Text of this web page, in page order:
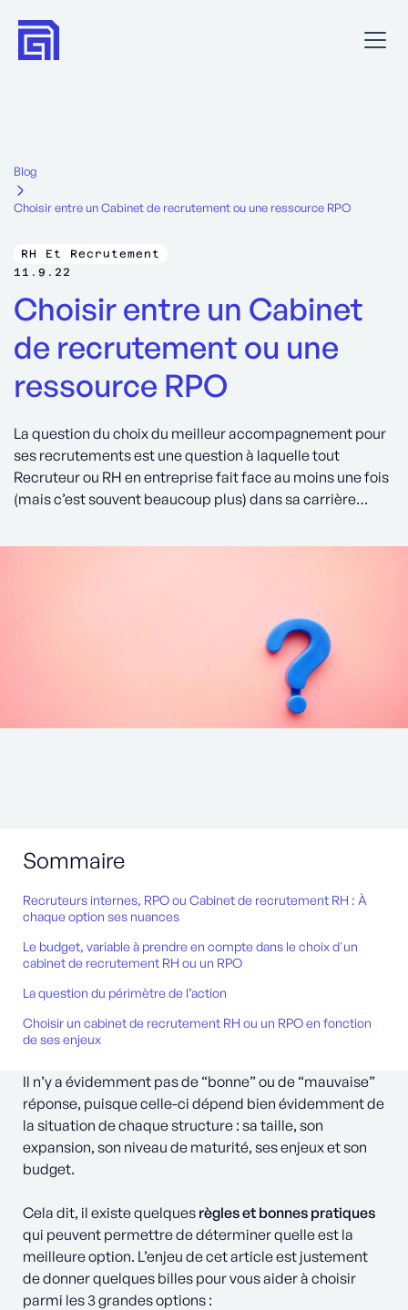
Blog
Choisir entre un Cabinet de recrutement ou une ressource RPO
RH Et Recrutement
11.9.22
Choisir entre un Cabinet
de recrutement ou une
ressource RPO
La question du choix du meilleur accompagnement pour
ses recrutements est une question à laquelle tout
Recruteur ou RH en entreprise fait face au moins une fois
(mais c’est souvent beaucoup plus) dans sa carrière…
Sommaire
Recruteurs internes, RPO ou Cabinet de recrutement RH : À
chaque option ses nuances
Le budget, variable à prendre en compte dans le choix d'un
cabinet de recrutement RH ou un RPO
‍La question du périmètre de l’action
Choisir un cabinet de recrutement RH ou un RPO en fonction
de ses enjeux
Il n’y a évidemment pas de “bonne” ou de “mauvaise”
réponse, puisque celle-ci dépend bien évidemment de
la situation de chaque structure : sa taille, son
expansion, son niveau de maturité, ses enjeux et son
budget.
Cela dit, il existe quelques règles et bonnes pratiques
qui peuvent permettre de déterminer quelle est la
meilleure option. L’enjeu de cet article est justement
de donner quelques billes pour vous aider à choisir
parmi les 3 grandes options :